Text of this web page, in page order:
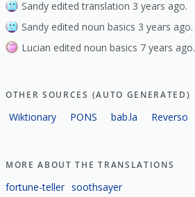
Sandy edited translation 3 years ago.
Sandy edited noun basics 3 years ago.
Lucian edited noun basics 7 years ago.
OTHER SOURCES (AUTO GENERATED)
Wiktionary PONS bab.la Reverso
MORE ABOUT THE TRANSLATIONS
fortune-teller soothsayer